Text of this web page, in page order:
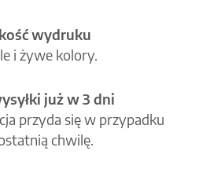
wydruku
i żywe kolory.
już w 3 dni
przyda się w przypadku
chwilę.